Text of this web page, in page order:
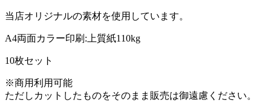
当店オリジナルの素材を使用しています。
A4両面カラー印刷:上質紙110kg
10枚セット
※商用利用可能
ただしカットしたものをそのまま販売は御遠慮ください。